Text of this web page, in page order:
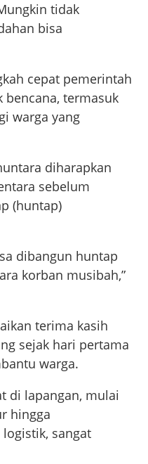
tidak
bisa
cepat pemerintah
termasuk
warga yang
diharapkan
sebelum
(huntap)
dibangun huntap
korban musibah,”
terima kasih
sejak hari pertama
warga.
di lapangan, mulai
hingga
sangat